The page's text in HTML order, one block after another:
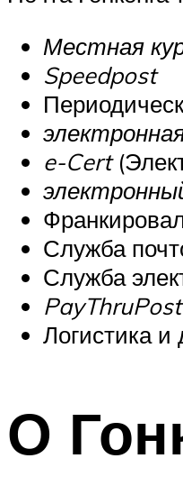
Местная
Speedpost
e-Cert
Служба
Служба
PayThruPost
Логистика и
О